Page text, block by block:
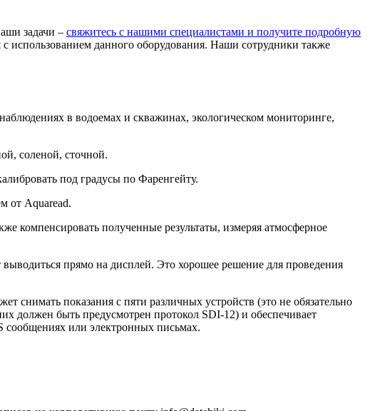
задачи – свяжитесь с нашими специалистами и получите подробную
использованием данного оборудования. Наши сотрудники также
в водоемах и скважинах, экологическом мониторинге,
соленой, сточной.
под градусы по Фаренгейту.
от Aquaread.
компенсировать полученные результаты, измеряя атмосферное
прямо на дисплей. Это хорошее решение для проведения
снимать показания с пяти различных устройств (это не обязательно
должен быть предусмотрен протокол SDI-12) и обеспечивает
сообщениях или электронных письмах.